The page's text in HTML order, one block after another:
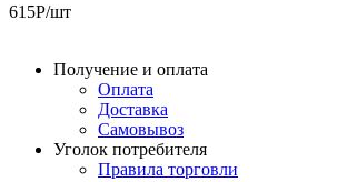
615Р/шт
Получение и оплата
Оплата
Доставка
Самовывоз
Уголок потребителя
Правила торговли